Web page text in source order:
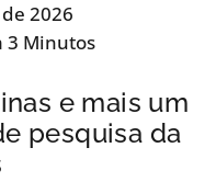
2026
e mais um
pesquisa da